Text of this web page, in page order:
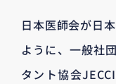
日本医師会が日
ように、一般社
タント協会